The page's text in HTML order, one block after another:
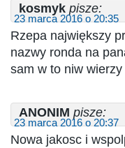
kosmyk pisze:
23 marca 2016 o 20:35
Rzepa największy
nazwy ronda na
sam w to niw
ANONIM pisze:
23 marca 2016 o 20:37
Nowa jakosc i